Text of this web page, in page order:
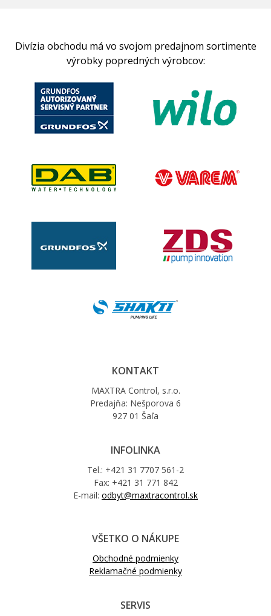
Divízia obchodu má vo svojom predajnom sortimente
výrobky popredných výrobcov:
KONTAKT
MAXTRA Control, s.r.o.
Predajňa: Nešporova 6
927 01 Šaľa
INFOLINKA
Tel.: +421 31 7707 561-2
Fax: +421 31 771 842
E-mail: odbyt@maxtracontrol.sk
VŠETKO O NÁKUPE
Obchodné podmienky
Reklamačné podmienky
SERVIS